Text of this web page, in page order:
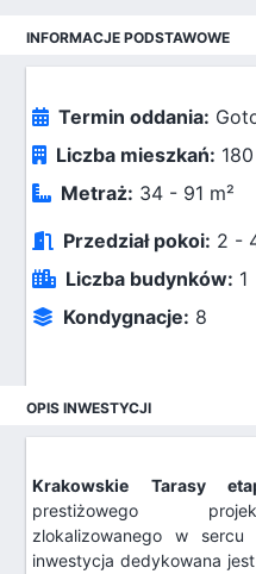
INFORMACJE PODSTAWOWE
Termin oddania:
Liczba mieszkań: 180
Metraż: 34 - 91 m²
Przedział pokoi: 2 -
Liczba budynków: 1
Kondygnacje: 8
OPIS INWESTYCJI
Krakowskie Tarasy
prestiżowego
zlokalizowanego w sercu
inwestycja dedykowana